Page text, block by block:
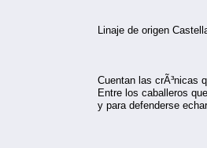
Linaje de origen
Cuentan las crÃ³nicas
Entre los caballeros
y para defenderse